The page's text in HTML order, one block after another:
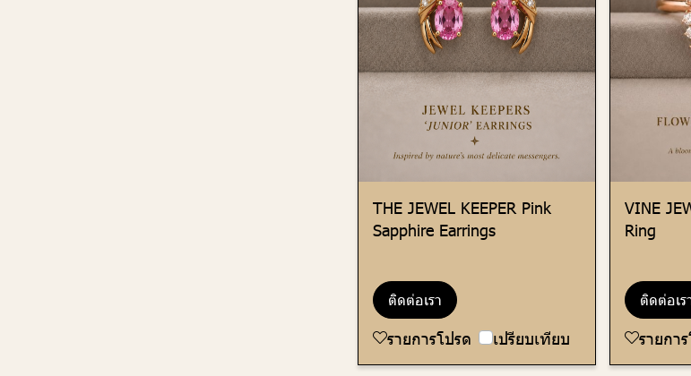
THE JEWEL KEEPER Pink
Sapphire Earrings
ติดต่อเรา
รายการโปรด เปรียบเทียบ
VINE
Ring
ติดต่อเร
รายกา